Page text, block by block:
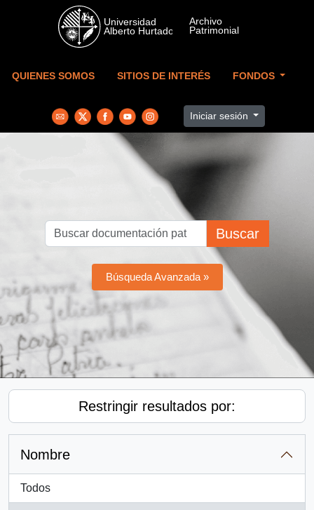
Skip to main content
QUIENES SOMOS SITIOS DE INTERÉS FONDOS
Iniciar sesión
Buscar
Búsqueda Avanzada »
Restringir resultados por:
Nombre
Todos